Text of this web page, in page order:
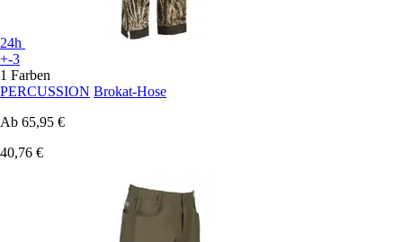
24h
+-3
1 Farben
PERCUSSION Brokat-Hose
Ab 65,95 €
40,76 €